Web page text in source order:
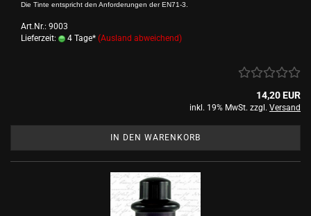
Die Tinte entspricht den Anforderungen der EN71-3.
Art.Nr.: 9003
Lieferzeit:
4 Tage* (Ausland abweichend)
14,20 EUR
inkl. 19% MwSt. zzgl. Versand
IN DEN WARENKORB